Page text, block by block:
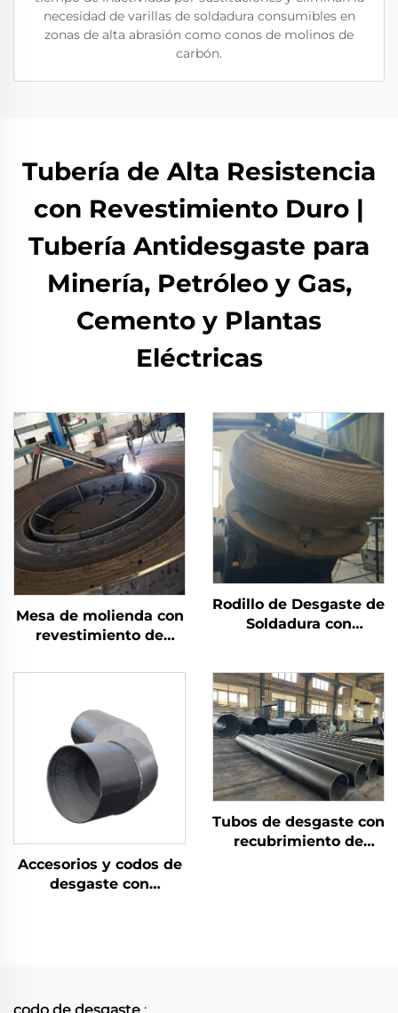
necesidad de varillas de soldadura consumibles en
zonas de alta abrasión como conos de molinos de
carbón.
Tubería de Alta Resistencia
con Revestimiento Duro |
Tubería Antidesgaste para
Minería, Petróleo y Gas,
Cemento y Plantas
Eléctricas
Mesa de molienda con
revestimiento de
de cromo
Rodillo de Desgaste de
Soldadura con
Accesorios y codos de
desgaste con
Tubos de desgaste con
recubrimiento de